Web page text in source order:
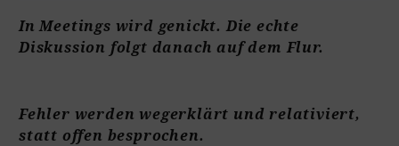
In Meetings wird genickt. Die echte
Diskussion folgt danach auf dem Flur.
Fehler werden wegerklärt und relativiert,
statt offen besprochen.